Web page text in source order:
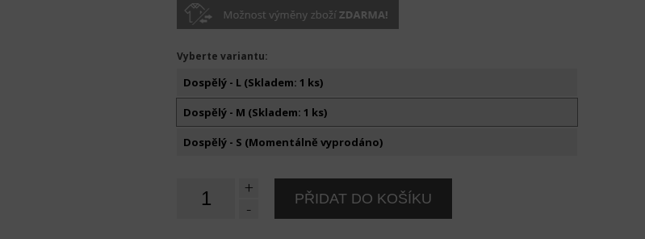
Vyberte variantu:
Dospělý - L (Skladem: 1 ks)
Dospělý - M (Skladem: 1 ks)
Dospělý - S (Momentálně vyprodáno)
+
-